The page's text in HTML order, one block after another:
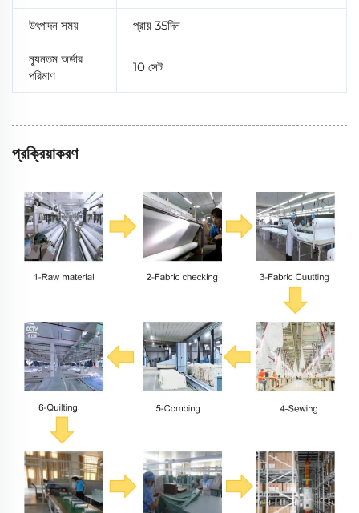
উৎপাদন সময় প্রায় 35দিন
ন্যূনতম অর্ডার
পরিমাণ
10 সেট
প্রক্রিয়াকরণ